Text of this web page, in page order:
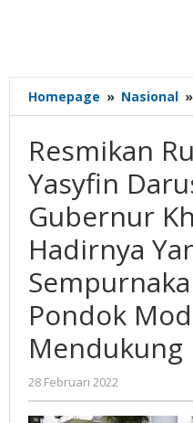
Homepage » Nasional »
Resmikan
Yasyfin
Gubernur
Hadirnya
Pondok
Mendukung
28 Februari 2022
Gatot
Susanto